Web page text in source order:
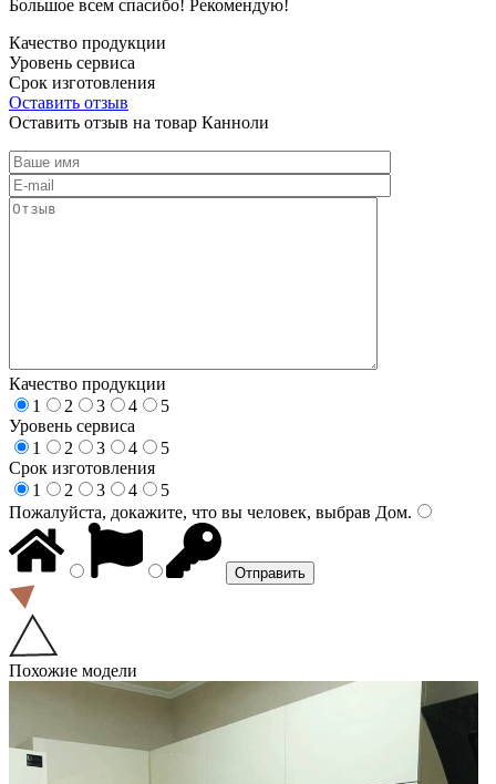
Большое всем спасибо! Рекомендую!
Качество продукции
Уровень сервиса
Срок изготовления
Оставить отзыв
Оставить отзыв на товар Канноли
Качество продукции
1
2 3 4
5
Уровень сервиса
1
2 3 4
5
Срок изготовления
1
2 3 4
5
Пожалуйста, докажите, что вы человек, выбрав Дом.
Похожие модели